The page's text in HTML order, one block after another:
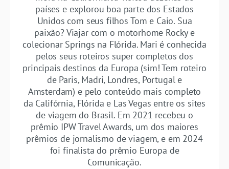
países e explorou boa parte dos Estados
Unidos com seus filhos Tom e Caio. Sua
paixão? Viajar com o motorhome Rocky e
colecionar Springs na Flórida. Mari é conhecida
pelos seus roteiros super completos dos
principais destinos da Europa (sim! Tem roteiro
de Paris, Madri, Londres, Portugal e
Amsterdam) e pelo conteúdo mais completo
da Califórnia, Flórida e Las Vegas entre os sites
de viagem do Brasil. Em 2021 recebeu o
prêmio IPW Travel Awards, um dos maiores
prêmios de jornalismo de viagem, e em 2024
foi finalista do prêmio Europa de
Comunicação.